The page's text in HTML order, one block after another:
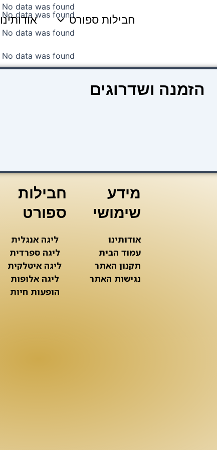
חבילות ספורט אודותינו
No data was found
No data was found
No data was found
No data was found
הזמנה ושדרוגים
מידע
שימושי
אודותינו
עמוד הבית
תקנון האתר
נגישות האתר
חבילות
ספורט
ליגה אנגלית
ליגה ספרדית
ליגה איטלקית
ליגה אלופות
הופעות חיות